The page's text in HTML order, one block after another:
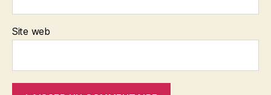
Site web